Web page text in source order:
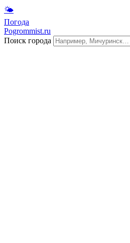
🌤
Погода
Pogrommist.ru
Поиск города